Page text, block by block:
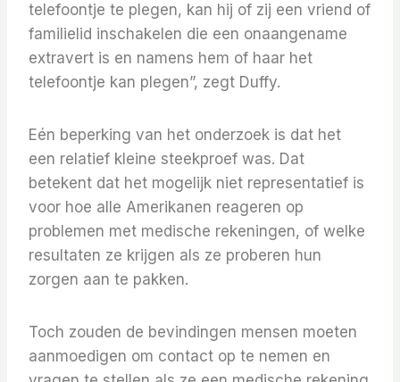
telefoontje te plegen, kan hij of zij een vriend of
familielid inschakelen die een onaangename
extravert is en namens hem of haar het
telefoontje kan plegen”, zegt Duffy.
Eén beperking van het onderzoek is dat het
een relatief kleine steekproef was. Dat
betekent dat het mogelijk niet representatief is
voor hoe alle Amerikanen reageren op
problemen met medische rekeningen, of welke
resultaten ze krijgen als ze proberen hun
zorgen aan te pakken.
Toch zouden de bevindingen mensen moeten
aanmoedigen om contact op te nemen en